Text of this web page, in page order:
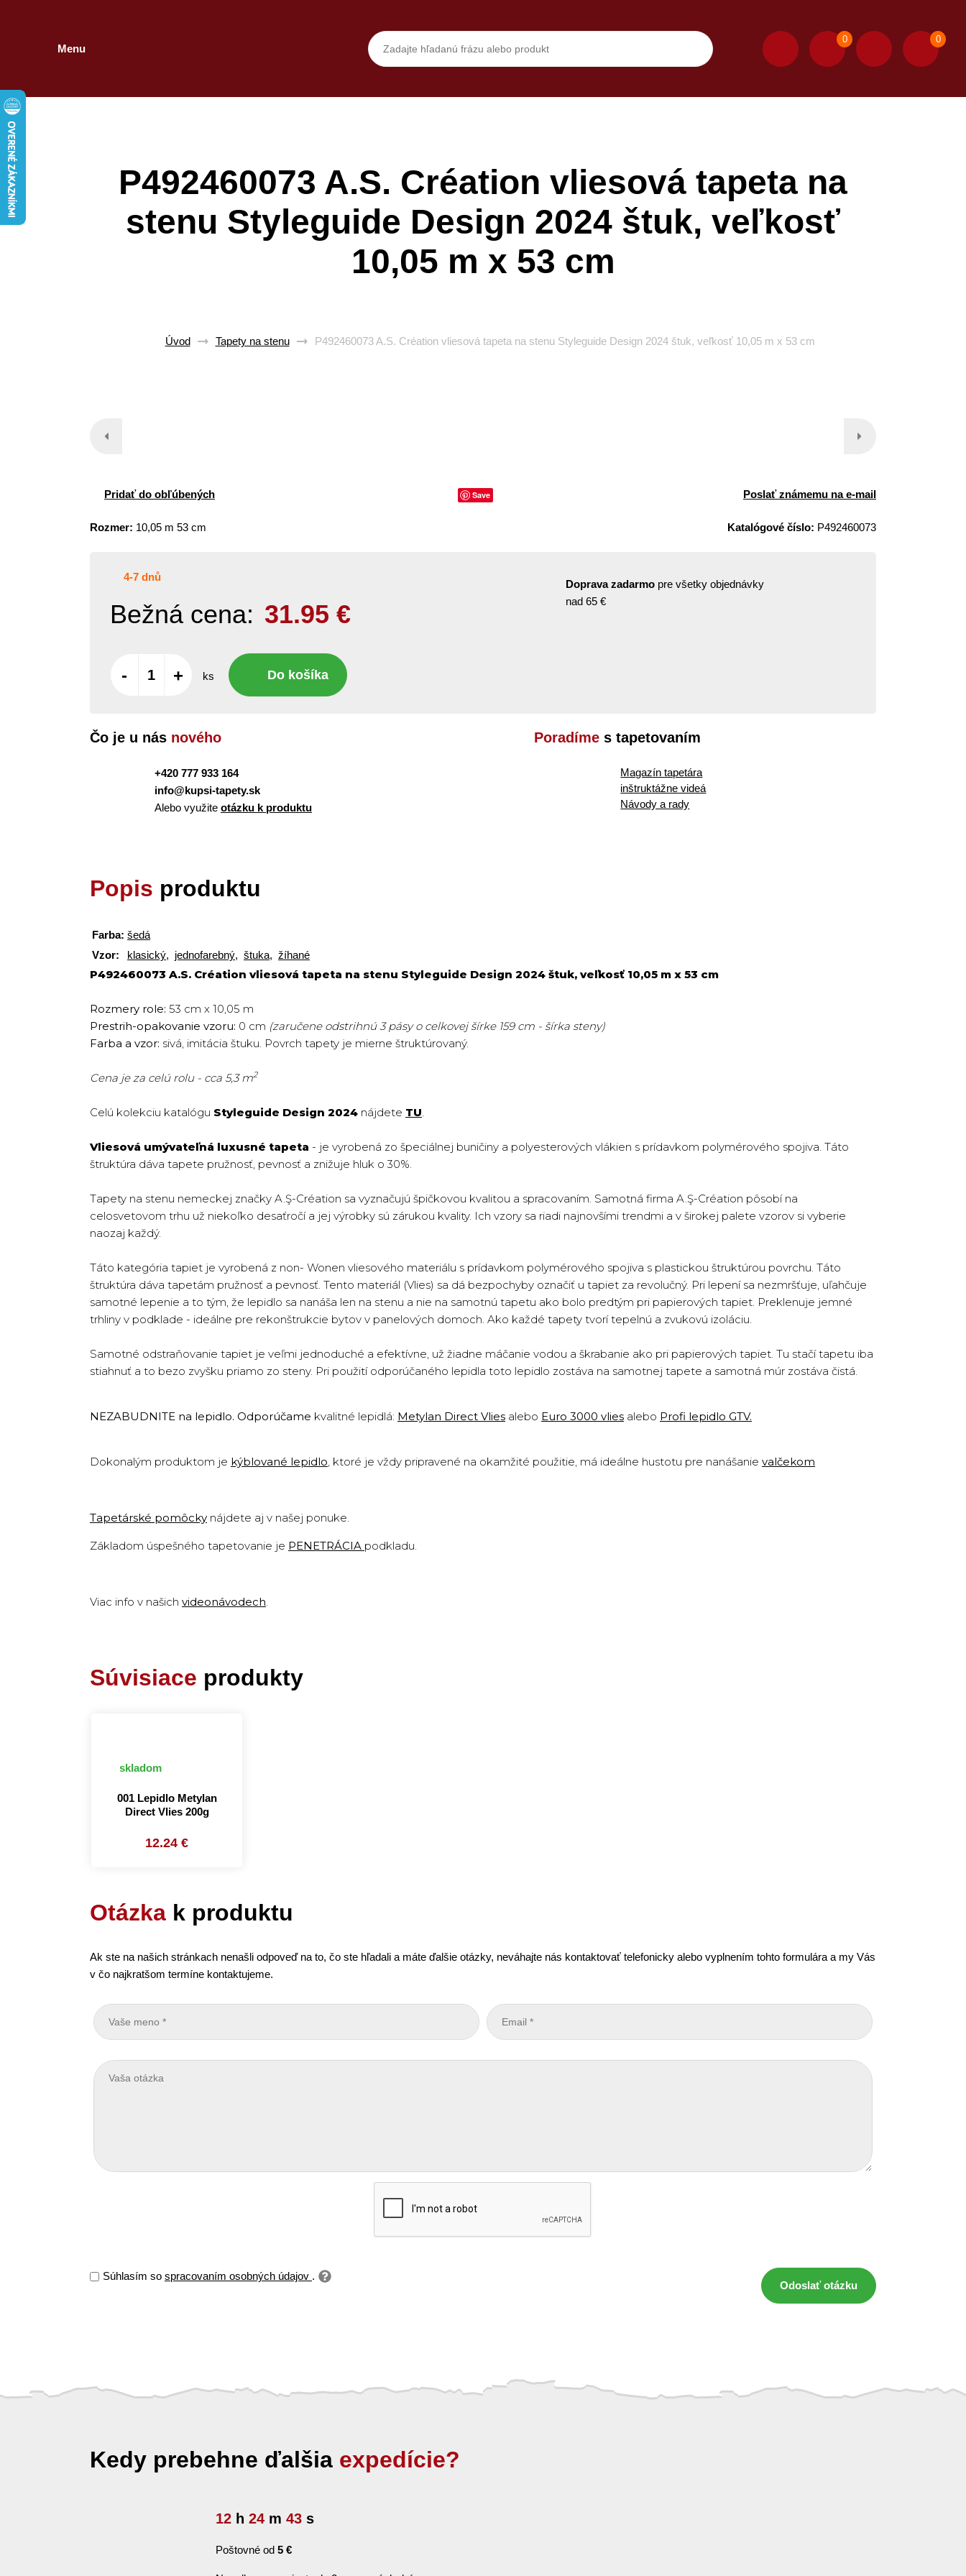
Menu
0 0
P492460073 A.S. Création vliesová tapeta na
stenu Styleguide Design 2024 štuk, veľkosť
10,05 m x 53 cm
Úvod Tapety na stenu P492460073 A.S. Création vliesová tapeta na stenu Styleguide Design 2024 štuk, veľkosť 10,05 m x 53 cm
Pridať do obľúbených Save Poslať známemu na e-mail
Rozmer: 10,05 m 53 cm Katalógové číslo: P492460073
4-7 dnů
Bežná cena: 31.95 €
- + ks Do košíka
Doprava zadarmo pre všetky objednávky
nad 65 €
Čo je u nás nového
+420 777 933 164
info@kupsi-tapety.sk
Alebo využite otázku k produktu
Poradíme s tapetovaním
Magazín tapetára
inštruktážne videá
Návody a rady
Popis produktu
Farba: šedá
Vzor:
klasický, jednofarebný, štuka, žíhané
P492460073 A.S. Création vliesová tapeta na stenu Styleguide Design 2024 štuk, veľkosť 10,05 m x 53 cm
Rozmery role: 53 cm x 10,05 m
Prestrih-opakovanie vzoru: 0 cm (zaručene odstrihnú 3 pásy o celkovej šírke 159 cm - šírka steny)
Farba a vzor: sivá, imitácia štuku. Povrch tapety je mierne štruktúrovaný.
Cena je za celú rolu - cca 5,3 m2
Celú kolekciu katalógu Styleguide Design 2024 nájdete TU.
Vliesová umývateľná luxusné tapeta - je vyrobená zo špeciálnej buničiny a polyesterových vlákien s prídavkom polymérového spojiva. Táto
štruktúra dáva tapete pružnosť, pevnosť a znižuje hluk o 30%.
Tapety na stenu nemeckej značky A.Ş-Création sa vyznačujú špičkovou kvalitou a spracovaním. Samotná firma A.Ş-Création pôsobí na
celosvetovom trhu už niekoľko desaťročí a jej výrobky sú zárukou kvality. Ich vzory sa riadi najnovšími trendmi a v širokej palete vzorov si vyberie
naozaj každý.
Táto kategória tapiet je vyrobená z non- Wonen vliesového materiálu s prídavkom polymérového spojiva s plastickou štruktúrou povrchu. Táto
štruktúra dáva tapetám pružnosť a pevnosť. Tento materiál (Vlies) sa dá bezpochyby označiť u tapiet za revolučný. Pri lepení sa nezmršťuje, uľahčuje
samotné lepenie a to tým, že lepidlo sa nanáša len na stenu a nie na samotnú tapetu ako bolo predtým pri papierových tapiet. Preklenuje jemné
trhliny v podklade - ideálne pre rekonštrukcie bytov v panelových domoch. Ako každé tapety tvorí tepelnú a zvukovú izoláciu.
Samotné odstraňovanie tapiet je veľmi jednoduché a efektívne, už žiadne máčanie vodou a škrabanie ako pri papierových tapiet. Tu stačí tapetu iba
stiahnuť a to bezo zvyšku priamo zo steny. Pri použití odporúčaného lepidla toto lepidlo zostáva na samotnej tapete a samotná múr zostáva čistá.
NEZABUDNITE na lepidlo. Odporúčame kvalitné lepidlá: Metylan Direct Vlies alebo Euro 3000 vlies alebo Profi lepidlo GTV.
Dokonalým produktom je kýblované lepidlo, ktoré je vždy pripravené na okamžité použitie, má ideálne hustotu pre nanášanie valčekom
Tapetárské pomôcky nájdete aj v našej ponuke.
Základom úspešného tapetovanie je PENETRÁCIA podkladu.
Viac info v našich videonávodech.
Súvisiace produkty
skladom
001 Lepidlo Metylan
Direct Vlies 200g
12.24 €
Otázka k produktu
Ak ste na našich stránkach nenašli odpoveď na to, čo ste hľadali a máte ďalšie otázky, neváhajte nás kontaktovať telefonicky alebo vyplnením tohto formulára a my Vás
v čo najkratšom termíne kontaktujeme.
Súhlasím so spracovaním osobných údajov .
Odoslať otázku
Kedy prebehne ďalšia expedície?
12 h 24 m 42 s
Poštovné od 5 €